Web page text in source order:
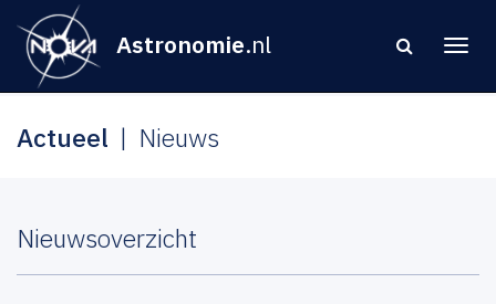
Astronomie.nl
Actueel Nieuws
Nieuwsoverzicht